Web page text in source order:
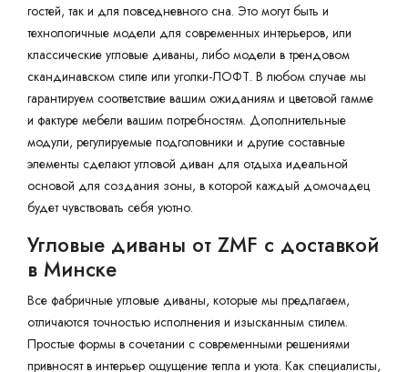
гостей, так и для повседневного сна. Это могут быть и
технологичные модели для современных интерьеров, или
классические угловые диваны, либо модели в трендовом
скандинавском стиле или уголки-ЛОФТ. В любом случае мы
гарантируем соответствие вашим ожиданиям и цветовой гамме
и фактуре мебели вашим потребностям. Дополнительные
модули, регулируемые подголовники и другие составные
элементы сделают угловой диван для отдыха идеальной
основой для создания зоны, в которой каждый домочадец
будет чувствовать себя уютно.
Угловые диваны от ZMF с доставкой
в Минске
Все фабричные угловые диваны, которые мы предлагаем,
отличаются точностью исполнения и изысканным стилем.
Простые формы в сочетании с современными решениями
привносят в интерьер ощущение тепла и уюта. Как специалисты,